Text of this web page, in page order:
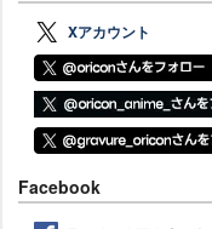
Xアカウント
Facebook